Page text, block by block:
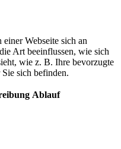
Webseite sich an
Art beeinflussen, wie sich
wie z. B. Ihre bevorzugte
sich befinden.
Ablauf